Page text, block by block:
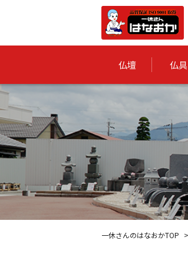
仏壇 仏具
一休さんのはなおかTOP